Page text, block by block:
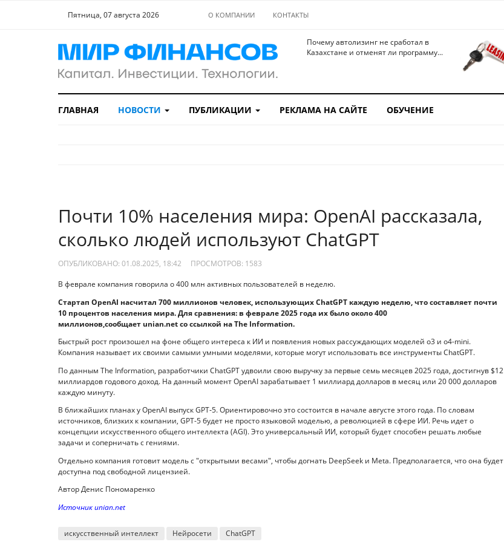
Пятница, 07 августа 2026 О КОМПАНИИ КОНТАКТЫ
Почему автолизинг не сработал в
Казахстане и отменят ли программу...
ГЛАВНАЯ НОВОСТИ ПУБЛИКАЦИИ РЕКЛАМА НА САЙТЕ ОБУЧЕНИЕ
Почти 10% населения мира: OpenAI рассказала,
сколько людей используют ChatGPT
ОПУБЛИКОВАНО: 01.08.2025, 18:42 ПРОСМОТРОВ: 1583
В феврале компания говорила о 400 млн активных пользователей в неделю.
Стартап OpenAI насчитал 700 миллионов человек, использующих ChatGPT каждую неделю, что составляет почти
10 процентов населения мира. Для сравнения: в феврале 2025 года их было около 400
миллионов,сообщает unian.net со ссылкой на The Information.
Быстрый рост произошел на фоне общего интереса к ИИ и появления новых рассуждающих моделей o3 и o4-mini.
Компания называет их своими самыми умными моделями, которые могут использовать все инструменты ChatGPT.
По данным The Information, разработчики ChatGPT удвоили свою выручку за первые семь месяцев 2025 года, достигнув $12
миллиардов годового доход. На данный момент OpenAI зарабатывает 1 миллиард долларов в месяц или 20 000 долларов
каждую минуту.
В ближайших планах у OpenAI выпуск GPT‑5. Ориентировочно это состоится в начале августе этого года. По словам
источников, близких к компании, GPT-5 будет не просто языковой моделью, а революцией в сфере ИИ. Речь идет о
концепции искусственного общего интеллекта (AGI). Это универсальный ИИ, который будет способен решать любые
задачи и соперничать с гениями.
Отдельно компания готовит модель с "открытыми весами", чтобы догнать DeepSeek и Meta. Предполагается, что она будет
доступна под свободной лицензией.
Автор Денис Пономаренко
Источник unian.net
искусственный интеллект Нейросети ChatGPT